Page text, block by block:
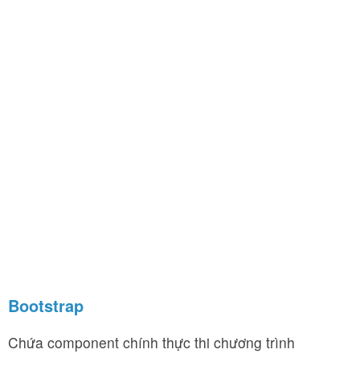
Bootstrap
Chứa component chính thực thi chương trình